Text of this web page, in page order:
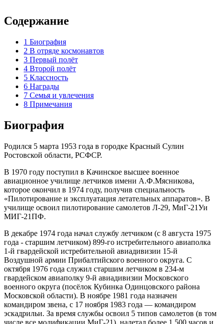
Содержание
1 Биография
2 В отряде космонавтов
3 Первый полёт
4 Второй полёт
5 Классность
6 Награды
7 Семья и увлечения
8 Примечания
Биография
Родился 5 марта 1953 года в городке Красный Сулин
Ростовской области, РСФСР.
В 1970 году поступил в Качинское высшее военное
авиационное училище летчиков имени А.Ф.Мясникова,
которое окончил в 1974 году, получив специальность
«Пилотирование и эксплуатация летательных аппаратов». В
училище освоил пилотирование самолетов Л-29, МиГ-21Уи
МИГ-21ПФ.
В декабре 1974 года начал службу летчиком (с 8 августа 1975
года - старшим летчиком) 899-го истребительного авиаполка
1-й гвардейской истребительной авиадивизии 15-й
Воздушной армии Прибалтийского военного округа. С
октября 1976 года служил старшим летчиком в 234-м
гвардейском авиаполку 9-й авиадивизии Московского
военного округа (посёлок Кубинка Одинцовского района
Московской области). В ноябре 1981 года назначен
командиром звена, с 17 ноября 1983 года — командиром
эскадрильи. За время службы освоил 5 типов самолетов (в том
числе все модификации МиГ-21), налетал более 1 500 часов и